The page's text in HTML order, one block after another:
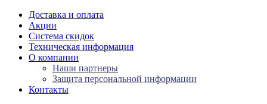
Доставка и оплата
Акции
Система скидок
Техническая информация
О компании
Наши партнеры
Защита персональной информации
Контакты